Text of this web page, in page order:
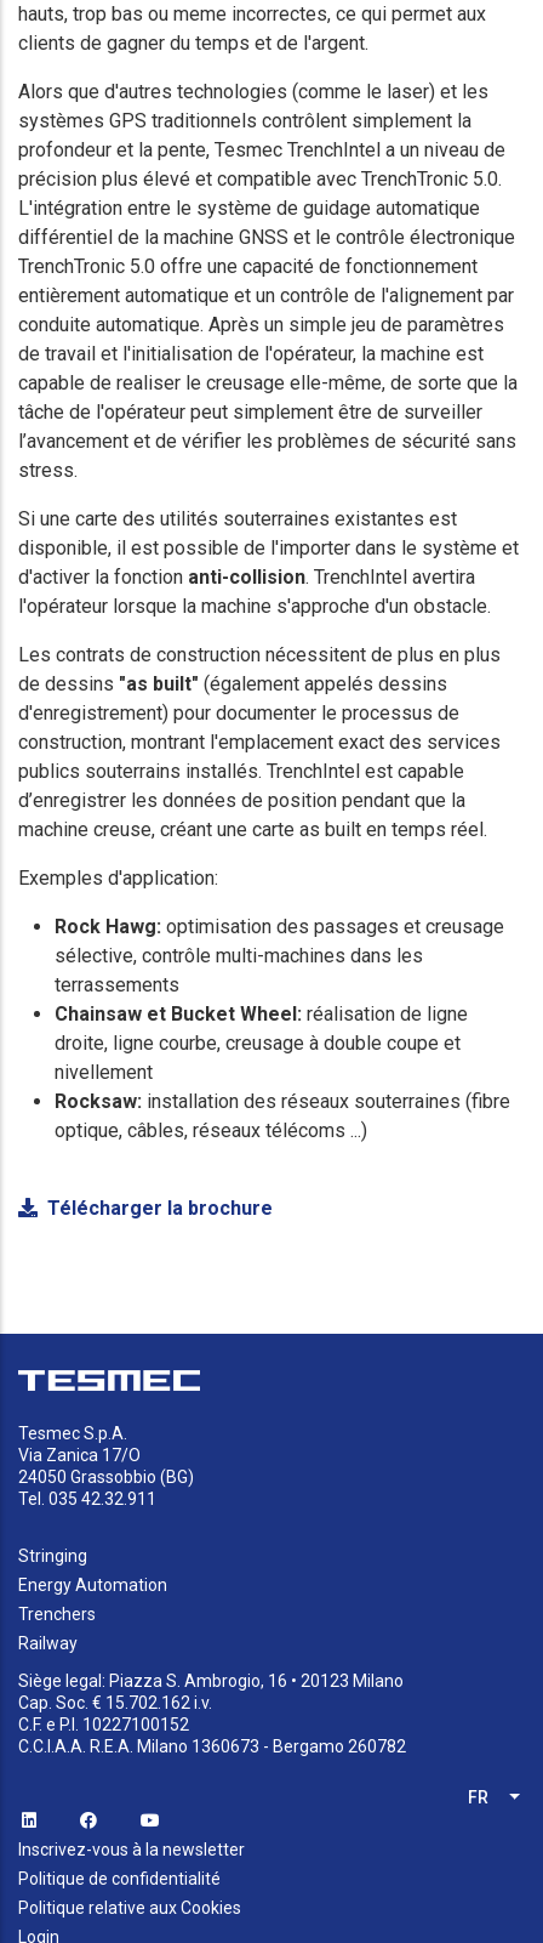
hauts, trop bas ou meme incorrectes, ce qui permet aux
clients de gagner du temps et de l'argent.
Alors que d'autres technologies (comme le laser) et les
systèmes GPS traditionnels contrôlent simplement la
profondeur et la pente, Tesmec TrenchIntel a un niveau de
précision plus élevé et compatible avec TrenchTronic 5.0.
L'intégration entre le système de guidage automatique
différentiel de la machine GNSS et le contrôle électronique
TrenchTronic 5.0 offre une capacité de fonctionnement
entièrement automatique et un contrôle de l'alignement par
conduite automatique. Après un simple jeu de paramètres
de travail et l'initialisation de l'opérateur, la machine est
capable de realiser le creusage elle-même, de sorte que la
tâche de l'opérateur peut simplement être de surveiller
l’avancement et de vérifier les problèmes de sécurité sans
stress.
Si une carte des utilités souterraines existantes est
disponible, il est possible de l'importer dans le système et
d'activer la fonction anti-collision. TrenchIntel avertira
l'opérateur lorsque la machine s'approche d'un obstacle.
Les contrats de construction nécessitent de plus en plus
de dessins "as built" (également appelés dessins
d'enregistrement) pour documenter le processus de
construction, montrant l'emplacement exact des services
publics souterrains installés. TrenchIntel est capable
d’enregistrer les données de position pendant que la
machine creuse, créant une carte as built en temps réel.
Exemples d'application:
Rock Hawg: optimisation des passages et creusage
sélective, contrôle multi-machines dans les
terrassements
Chainsaw et Bucket Wheel: réalisation de ligne
droite, ligne courbe, creusage à double coupe et
nivellement
Rocksaw: installation des réseaux souterraines (fibre
optique, câbles, réseaux télécoms ...)
Télécharger la brochure
Tesmec S.p.A.
Via Zanica 17/O
24050 Grassobbio (BG)
Tel. 035 42.32.911
Stringing
Energy Automation
Trenchers
Railway
Siège legal: Piazza S. Ambrogio, 16 • 20123 Milano
Cap. Soc. € 15.702.162 i.v.
C.F. e P.I. 10227100152
C.C.I.A.A. R.E.A. Milano 1360673 - Bergamo 260782
FR
Inscrivez-vous à la newsletter
Politique de confidentialité
Politique relative aux Cookies
Login